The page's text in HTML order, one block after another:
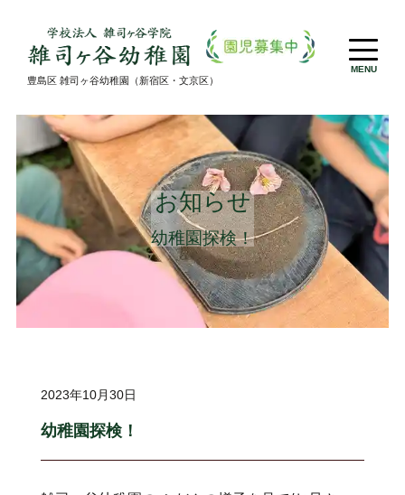
豊島区 雑司ヶ谷幼稚園（新宿区・文京区）
MENU
お知らせ
幼稚園探検！
2023年10月30日
幼稚園探検！